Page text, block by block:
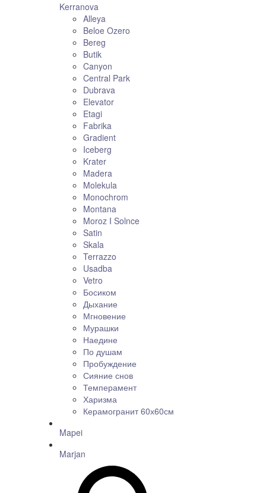
Kerranova
Alleya
Beloe Ozero
Bereg
Butik
Canyon
Central Park
Dubrava
Elevator
Etagi
Fabrika
Gradient
Iceberg
Krater
Madera
Molekula
Monochrom
Montana
Moroz I Solnce
Satin
Skala
Terrazzo
Usadba
Vetro
Босиком
Дыхание
Мгновение
Мурашки
Наедине
По душам
Пробуждение
Сияние снов
Темперамент
Харизма
Керамогранит 60х60см
Mapei
Marjan